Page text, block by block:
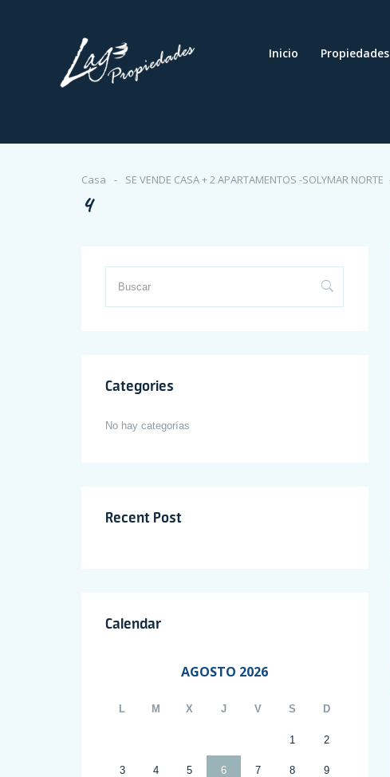
Inicio Propiedades
Casa SE VENDE CASA + 2 APARTAMENTOS -SOLYMAR NORTE
4
Categories
No hay categorías
Recent Post
Calendar
AGOSTO 2026
L M X J V S D
1 2
3 4 5 6 7 8 9